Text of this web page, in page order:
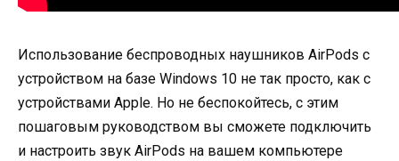
Использование беспроводных наушников AirPods с
устройством на базе Windows 10 не так просто, как с
устройствами Apple. Но не беспокойтесь, с этим
пошаговым руководством вы сможете подключить
и настроить звук AirPods на вашем компьютере